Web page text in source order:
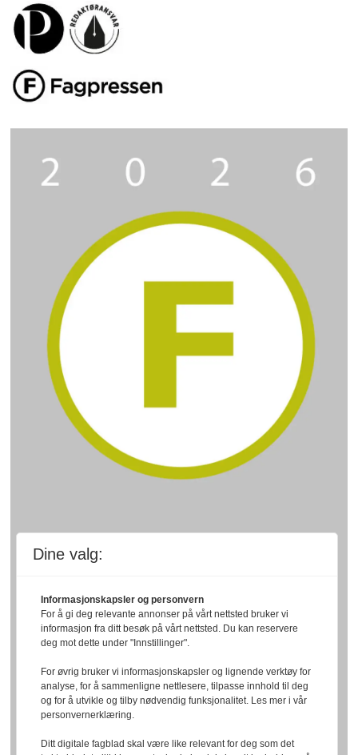
Dine valg:
Informasjonskapsler og personvern
For å gi deg relevante annonser på vårt nettsted bruker vi
informasjon fra ditt besøk på vårt nettsted. Du kan reservere
deg mot dette under "Innstillinger".
For øvrig bruker vi informasjonskapsler og lignende verktøy for
analyse, for å sammenligne nettlesere, tilpasse innhold til deg
og for å utvikle og tilby nødvendig funksjonalitet. Les mer i vår
personvernerklæring.
Ditt digitale fagblad skal være like relevant for deg som det